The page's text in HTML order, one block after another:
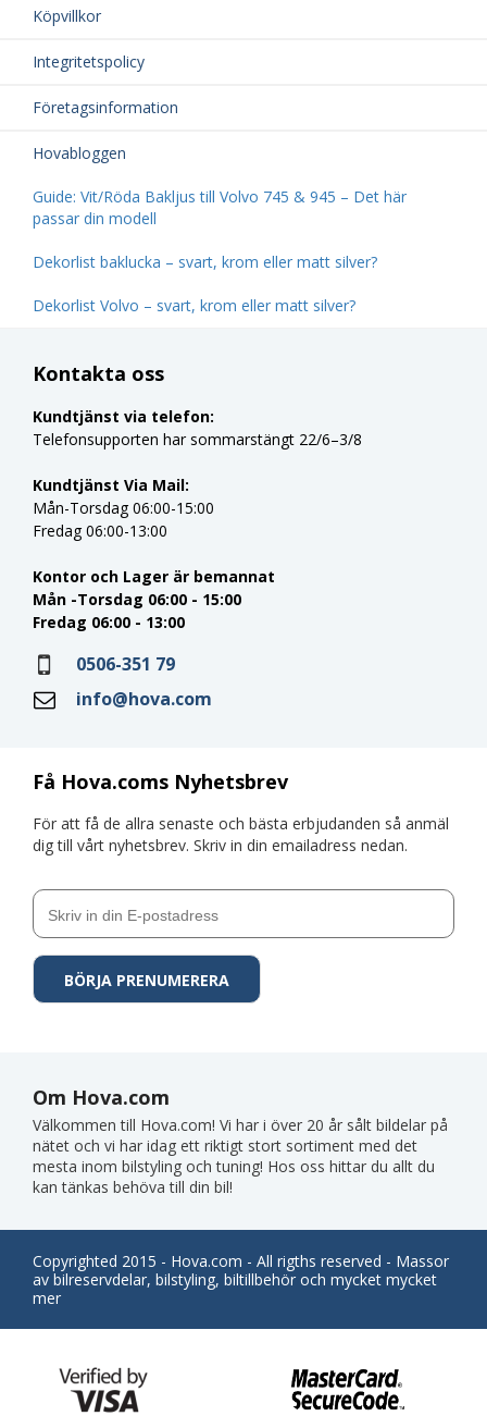
Köpvillkor
Integritetspolicy
Företagsinformation
Hovabloggen
Guide: Vit/Röda Bakljus till Volvo 745 & 945 – Det här
passar din modell
Dekorlist baklucka – svart, krom eller matt silver?
Dekorlist Volvo – svart, krom eller matt silver?
Få Hova.coms Nyhetsbrev
För att få de allra senaste och bästa erbjudanden så anmäl
dig till vårt nyhetsbrev. Skriv in din emailadress nedan.
Kontakta oss
Kundtjänst via telefon:
Telefonsupporten har sommarstängt 22/6–3/8
Kundtjänst Via Mail:
Mån-Torsdag 06:00-15:00
Fredag 06:00-13:00
Kontor och Lager är bemannat
Mån -Torsdag 06:00 - 15:00
Fredag 06:00 - 13:00
0506-351 79
info@hova.com
Om Hova.com
Välkommen till Hova.com! Vi har i över 20 år sålt bildelar på
nätet och vi har idag ett riktigt stort sortiment med det
mesta inom bilstyling och tuning! Hos oss hittar du allt du
kan tänkas behöva till din bil!
Copyrighted 2015 - Hova.com - All rigths reserved - Massor
av bilreservdelar, bilstyling, biltillbehör och mycket mycket
mer